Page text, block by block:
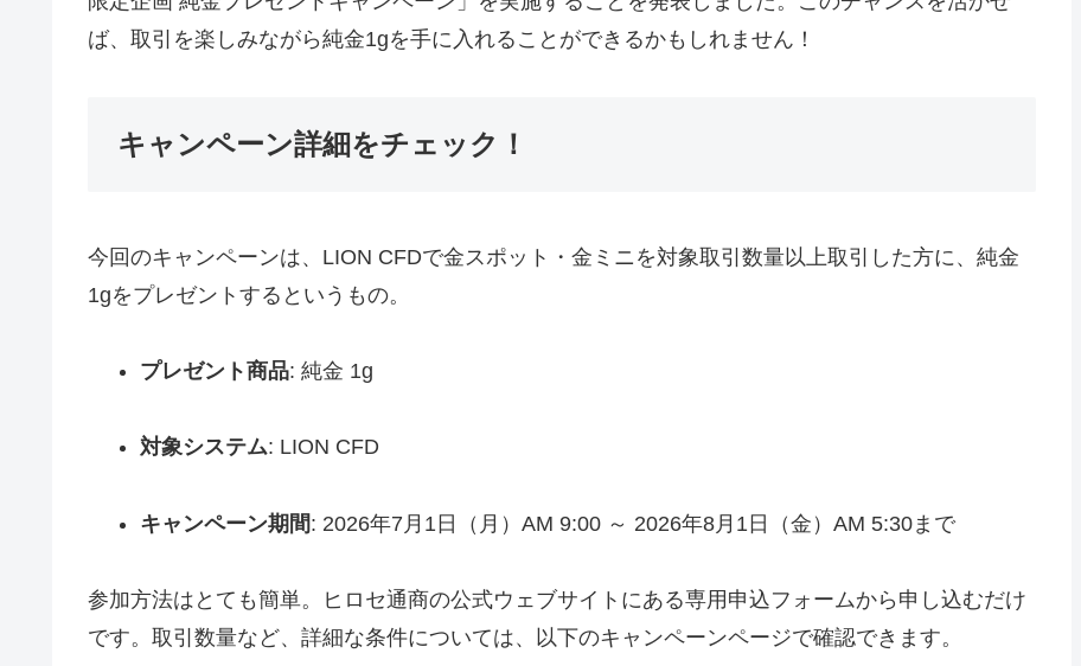
ば、取引を楽しみながら純金1gを手に入れることができるかもしれません！
キャンペーン詳細をチェック！
今回のキャンペーンは、LION CFDで金スポット・金ミニを対象取引数量以上取引した方に、純金
1gをプレゼントするというもの。
プレゼント商品: 純金 1g
対象システム: LION CFD
キャンペーン期間: 2026年7月1日（月）AM 9:00 ～ 2026年8月1日（金）AM 5:30まで
参加方法はとても簡単。ヒロセ通商の公式ウェブサイトにある専用申込フォームから申し込むだけ
です。取引数量など、詳細な条件については、以下のキャンペーンページで確認できます。